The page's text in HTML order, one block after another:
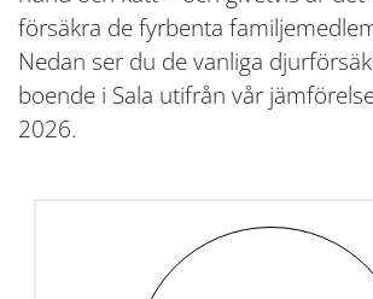
försäkra de fyrbenta
Nedan ser du de vanliga
boende i Sala utifrån vår
2026.